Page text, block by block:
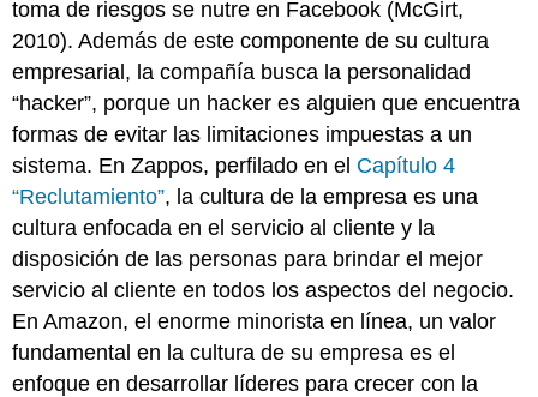
toma de riesgos se nutre en Facebook (McGirt,
2010). Además de este componente de su cultura
empresarial, la compañía busca la personalidad
“hacker”, porque un hacker es alguien que encuentra
formas de evitar las limitaciones impuestas a un
sistema. En Zappos, perfilado en el Capítulo 4
“Reclutamiento”, la cultura de la empresa es una
cultura enfocada en el servicio al cliente y la
disposición de las personas para brindar el mejor
servicio al cliente en todos los aspectos del negocio.
En Amazon, el enorme minorista en línea, un valor
fundamental en la cultura de su empresa es el
enfoque en desarrollar líderes para crecer con la